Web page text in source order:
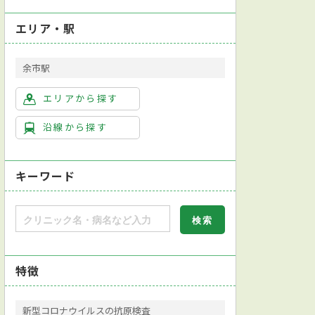
エリア・駅
余市駅
エリアから探す
沿線から探す
キーワード
特徴
新型コロナウイルスの抗原検査